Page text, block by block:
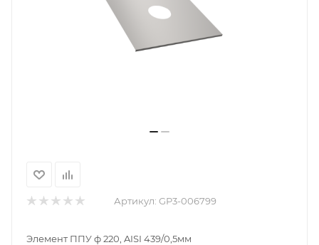
Артикул: GP3-006799
Элемент ППУ ф 220, AISI 439/0,5мм